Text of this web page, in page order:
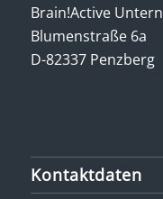
Brain!Active
Blumenstraße 6a
D-82337 Penzberg
Kontaktdaten